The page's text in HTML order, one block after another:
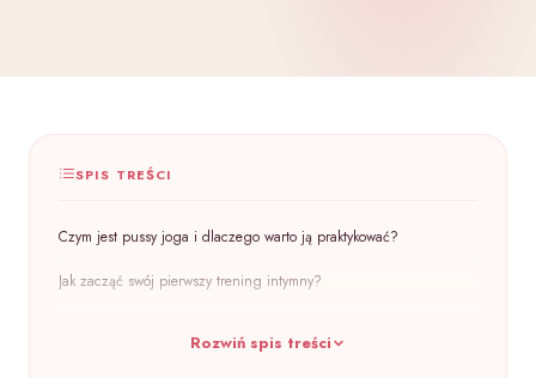
SPIS TREŚCI
Czym jest pussy joga i dlaczego warto ją praktykować?
Jak zacząć swój pierwszy trening intymny?
Rozwiń spis treści